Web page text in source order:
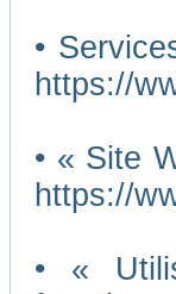
•
https://
• « Site
https://
• «